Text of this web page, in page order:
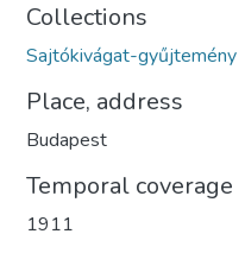
Collections
Sajtókivágat-gyűjtemény
Place, address
Budapest
Temporal coverage
1911